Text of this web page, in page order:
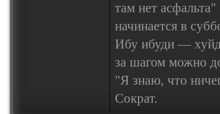
там нет
начинается в
Ибу ибуди —
за шагом можно
"Я знаю, что
Сократ.